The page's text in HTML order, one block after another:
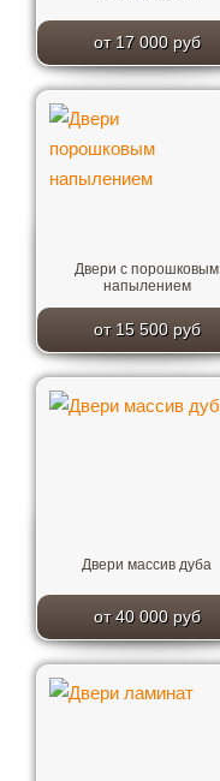
от 17 000 руб
Двери с порошковым
напылением
от 15 500 руб
Двери массив дуба
от 40 000 руб